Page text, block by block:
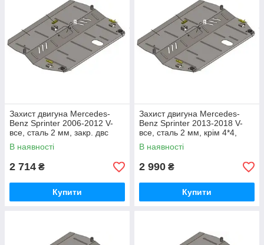
Захист двигуна Mercedes-
Benz Sprinter 2006-2012 V-
все, сталь 2 мм, закр. двс
+рад + кп
В наявності
2 714 ₴
Купити
Захист двигуна Mercedes-
Benz Sprinter 2013-2018 V-
все, сталь 2 мм, крім 4*4,
закр. двс+кпп+рад.
В наявності
2 990 ₴
Купити